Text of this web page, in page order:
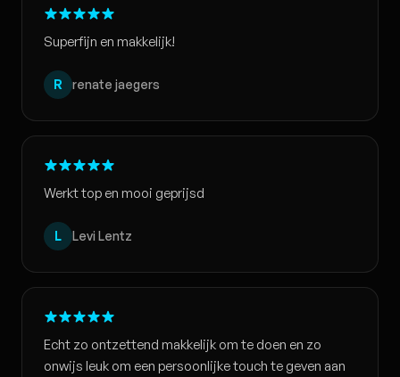
Superfijn en makkelijk!
R renate jaegers
Werkt top en mooi geprijsd
L Levi Lentz
Echt zo ontzettend makkelijk om te doen en zo
onwijs leuk om een persoonlijke touch te geven aan